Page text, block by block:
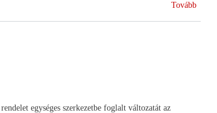
Tovább
egységes szerkezetbe foglalt változatát az